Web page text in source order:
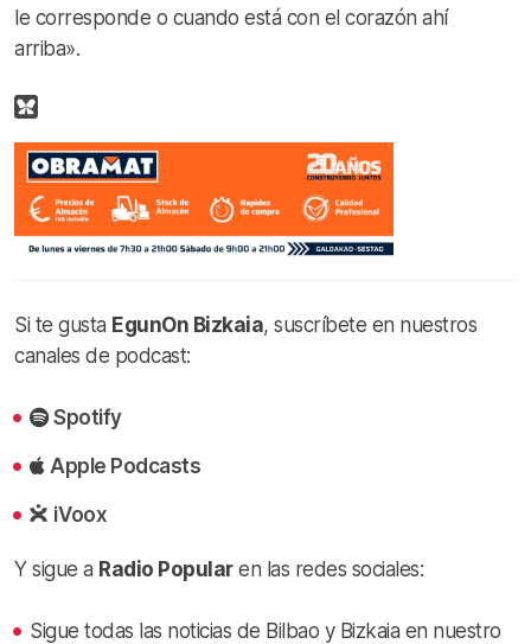
le corresponde o cuando está con el corazón ahí
arriba».
Si te gusta EgunOn Bizkaia, suscríbete en nuestros
canales de podcast:
Spotify
Apple Podcasts
iVoox
Y sigue a Radio Popularen las redes sociales:
Sigue todas las noticias de Bilbao y Bizkaia en nuestro